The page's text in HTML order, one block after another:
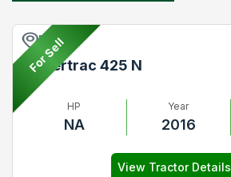
For Sell
Pune
Powertrac 425 N
HP
NA
Year
2016
View Tractor Details